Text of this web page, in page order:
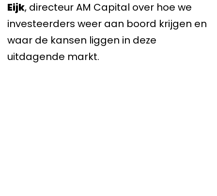
Eijk, directeur AM Capital over hoe we
investeerders weer aan boord krijgen en
waar de kansen liggen in deze
uitdagende markt.